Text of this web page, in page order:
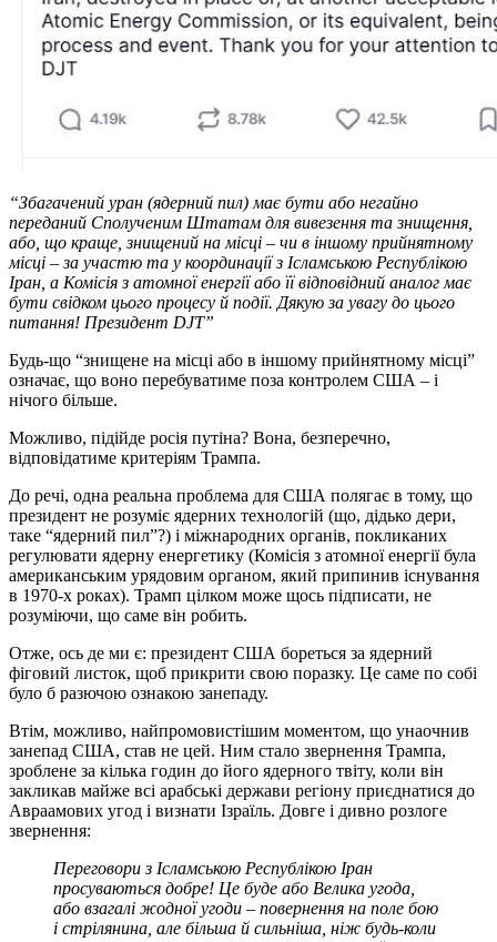
“Збагачений уран (ядерний пил) має бути або негайно
переданий Сполученим Штатам для вивезення та знищення,
або, що краще, знищений на місці – чи в іншому прийнятному
місці – за участю та у координації з Ісламською Республікою
Іран, а Комісія з атомної енергії або її відповідний аналог має
бути свідком цього процесу й події. Дякую за увагу до цього
питання! Президент DJT”
Будь-що “знищене на місці або в іншому прийнятному місці”
означає, що воно перебуватиме поза контролем США – і
нічого більше.
Можливо, підійде росія путіна? Вона, безперечно,
відповідатиме критеріям Трампа.
До речі, одна реальна проблема для США полягає в тому, що
президент не розуміє ядерних технологій (що, дідько дери,
таке “ядерний пил”?) і міжнародних органів, покликаних
регулювати ядерну енергетику (Комісія з атомної енергії була
американським урядовим органом, який припинив існування
в 1970-х роках). Трамп цілком може щось підписати, не
розуміючи, що саме він робить.
Отже, ось де ми є: президент США бореться за ядерний
фіговий листок, щоб прикрити свою поразку. Це саме по собі
було б разючою ознакою занепаду.
Втім, можливо, найпромовистішим моментом, що унаочнив
занепад США, став не цей. Ним стало звернення Трампа,
зроблене за кілька годин до його ядерного твіту, коли він
закликав майже всі арабські держави регіону приєднатися до
Авраамових угод і визнати Ізраїль. Довге і дивно розлоге
звернення:
Переговори з Ісламською Республікою Іран
просуваються добре! Це буде або Велика угода,
або взагалі жодної угоди – повернення на поле бою
і стрілянина, але більша й сильніша, ніж будь-коли